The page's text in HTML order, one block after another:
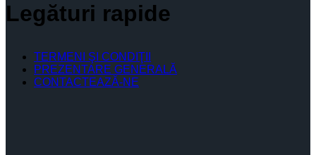
Legături rapide
TERMENI ŞI CONDIŢII
PREZENTARE GENERALĂ
CONTACTEAZĂ-NE